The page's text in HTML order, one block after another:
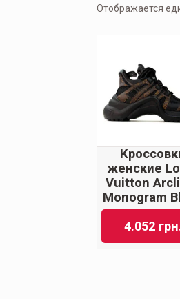
Отображается
женские
Vuitton
Monogram
4.052